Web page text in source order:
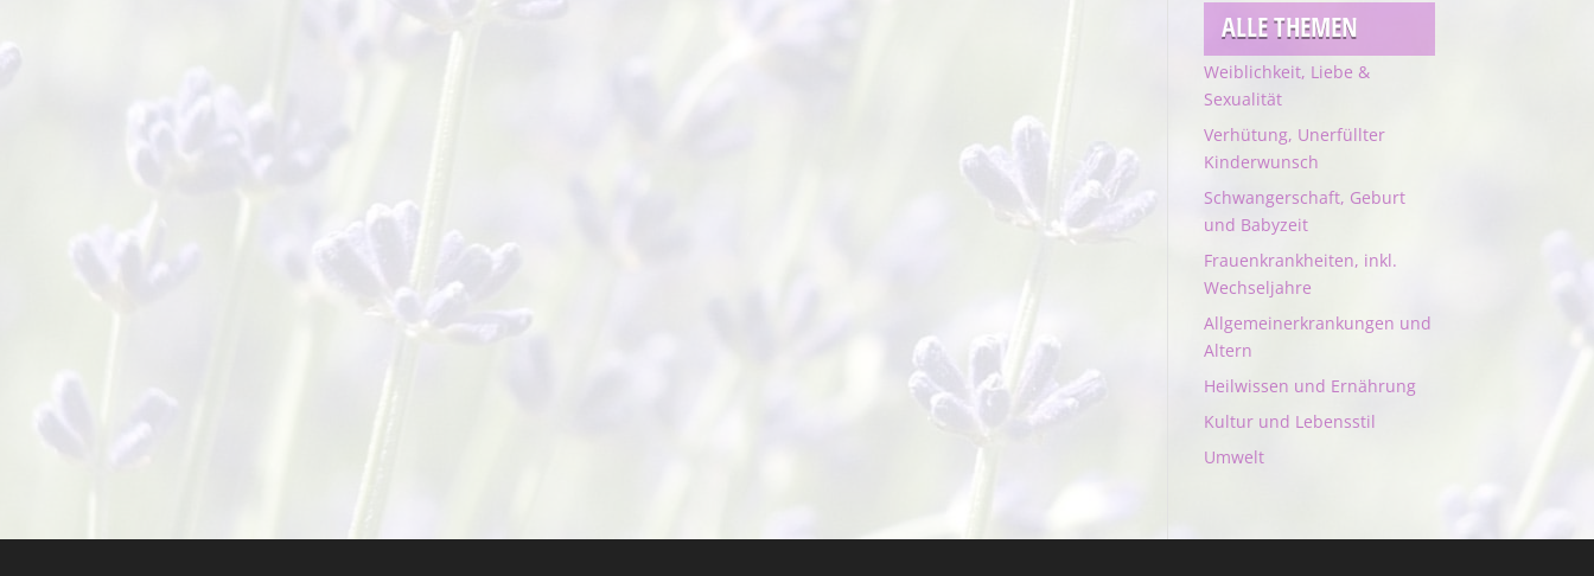
ALLE THEMEN
Weiblichkeit, Liebe &
Sexualität
Verhütung, Unerfüllter
Kinderwunsch
Schwangerschaft, Geburt
und Babyzeit
Frauenkrankheiten, inkl.
Wechseljahre
Allgemeinerkrankungen und
Altern
Heilwissen und Ernährung
Kultur und Lebensstil
Umwelt